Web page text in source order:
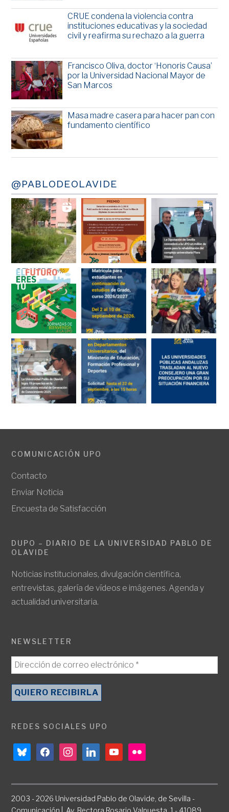
CRUE condena la violencia contra
instituciones educativas y la sociedad
civil y reafirma su rechazo a la guerra
Francisco Oliva, doctor ‘Honoris Causa’
por la Universidad Nacional Mayor de
San Marcos
Masa madre casera para hacer pan con
fundamento científico
@PABLODEOLAVIDE
COMUNICACIÓN UPO
Contacto
Enviar Noticia
Encuesta de Satisfacción
DUPO – DIARIO DE LA UNIVERSIDAD PABLO DE
OLAVIDE
Noticias institucionales, divulgación científica,
entrevistas, galería de vídeos e imágenes. Agenda y
actualidad universitaria.
NEWSLETTER
REDES SOCIALES UPO
blueskyfacebookinstagramlinkedinyoutubeflickr
2003 - 2026 Universidad Pablo de Olavide, de Sevilla -